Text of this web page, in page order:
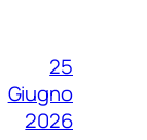
25
Giugno
2026